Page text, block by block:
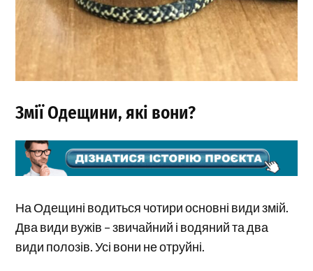
Змії Одещини, які вони?
На Одещині водиться чотири основні види змій.
Два види вужів – звичайний і водяний та два
види полозів. Усі вони не отруйні.